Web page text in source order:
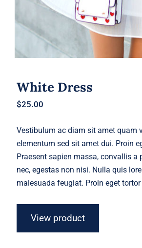
White Dress
$25.00
Vestibulum ac diam sit amet quam
elementum sed sit amet dui. Proin
Praesent sapien massa, convallis a
nec, egestas non nisi. Nulla quis
malesuada feugiat. Proin eget tortor
View product